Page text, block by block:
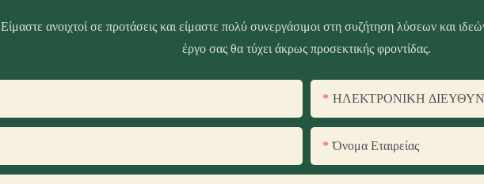
Είμαστε ανοιχτοί σε προτάσεις και είμαστε πολύ συνεργάσιμοι στη συζήτηση λύσεων και
έργο σας θα τύχει άκρως προσεκτικής φροντίδας.
ΗΛΕΚΤΡΟΝΙΚΗ
Όνομα Εταιρείας